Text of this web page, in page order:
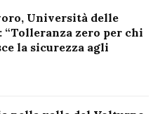
Università delle
“Tolleranza zero per chi
la sicurezza agli